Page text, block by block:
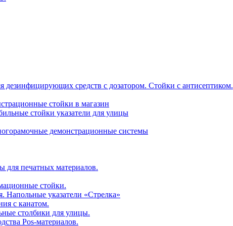
средств с дозатором. Стойки с антисептиком.
стойки в магазин
стойки указатели для улицы
демонстрационные системы
для печатных материалов.
стойки.
Напольные указатели «Стрелка»
с канатом.
столбики для улицы.
Pos-материалов.